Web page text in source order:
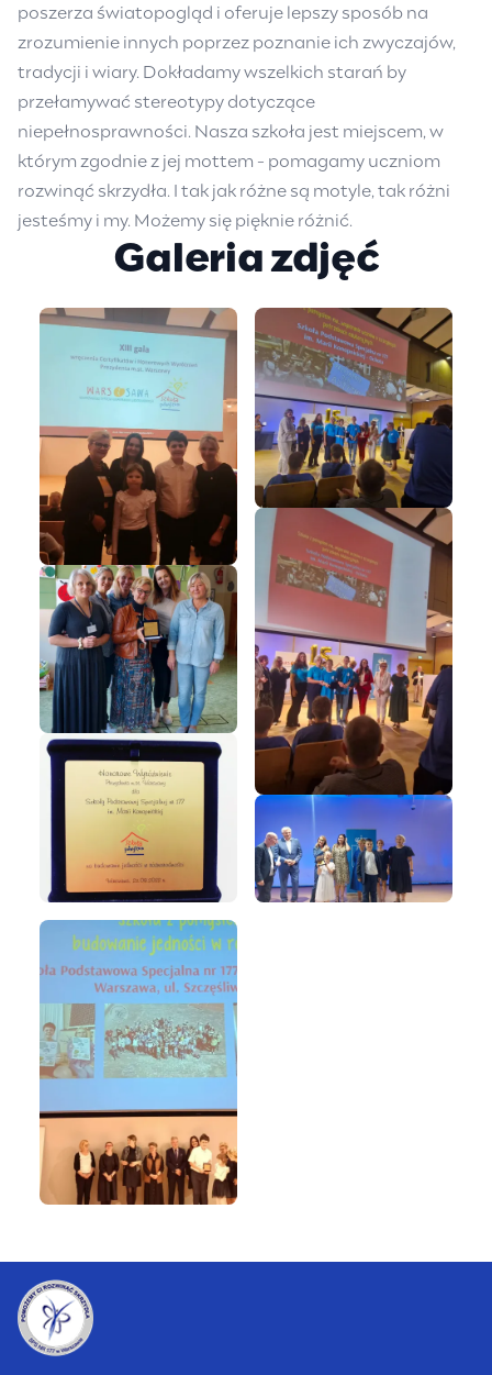
poszerza światopogląd i oferuje lepszy sposób na
zrozumienie innych poprzez poznanie ich zwyczajów,
tradycji i wiary. Dokładamy wszelkich starań by
przełamywać stereotypy dotyczące
niepełnosprawności. Nasza szkoła jest miejscem, w
którym zgodnie z jej mottem - pomagamy uczniom
rozwinąć skrzydła. I tak jak różne są motyle, tak różni
jesteśmy i my. Możemy się pięknie różnić.
Galeria zdjęć